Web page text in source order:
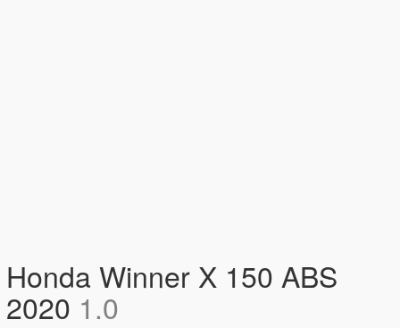
Honda Winner X 150 ABS
2020 1.0